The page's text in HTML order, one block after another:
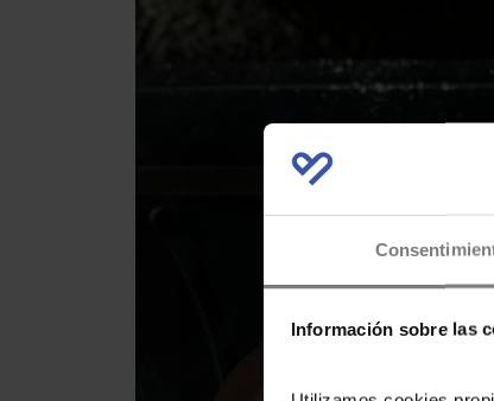
Información sobre las